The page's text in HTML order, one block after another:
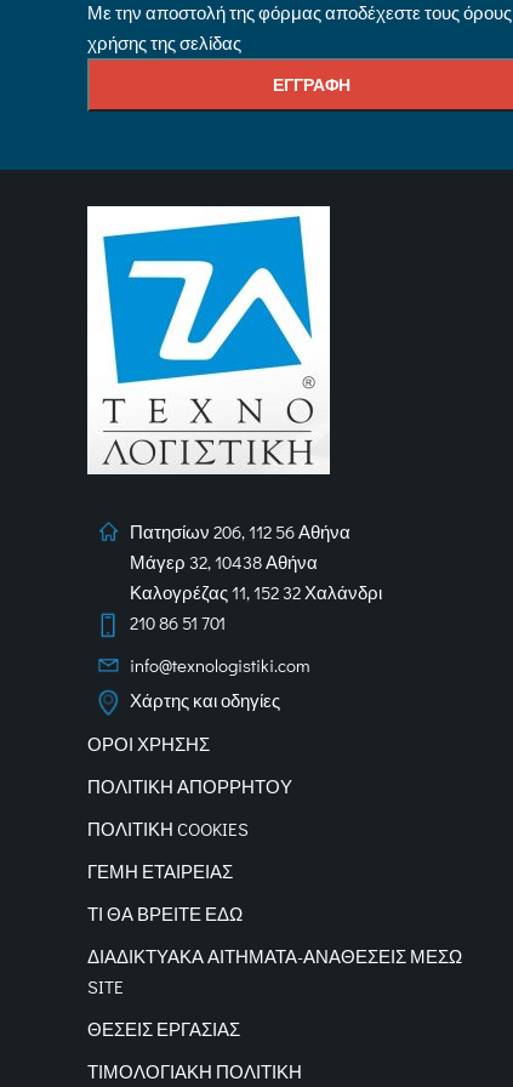
Με την αποστολή της φόρμας αποδέχεστε τους όρους
χρήσης της σελίδας
Πατησίων 206, 112 56 Αθήνα
Μάγερ 32, 10438 Αθήνα
Καλογρέζας 11, 152 32 Χαλάνδρι
210 86 51 701
info@texnologistiki.com
Χάρτης και οδηγίες
ΟΡΟΙ ΧΡΗΣΗΣ
ΠΟΛΙΤΙΚΗ ΑΠΟΡΡΗΤΟΥ
ΠΟΛΙΤΙΚΗ COOKIES
ΓΕΜΗ ΕΤΑΙΡΕΙΑΣ
ΤΙ ΘΑ ΒΡΕΙΤΕ ΕΔΩ
ΔΙΑΔΙΚΤΥΑΚΑΑΙΤΗΜΑΤΑ-ΑΝΑΘΕΣΕΙΣ ΜΕΣΩ
SITE
ΘΕΣΕΙΣ ΕΡΓΑΣΙΑΣ
ΤΙΜΟΛΟΓΙΑΚΗ ΠΟΛΙΤΙΚΗ